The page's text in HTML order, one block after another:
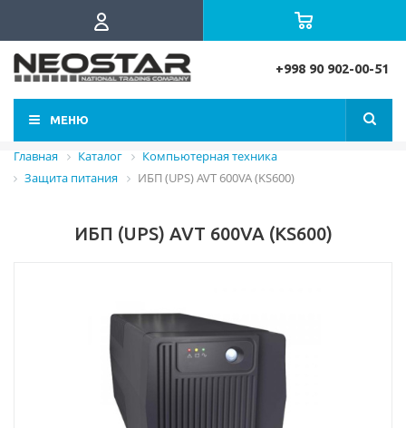
+998 90 902-00-51
МЕНЮ
Главная Каталог
Компьютерная техника
Защита питания
ИБП (UPS) AVT 600VA (KS600)
ИБП (UPS) AVT 600VA (KS600)